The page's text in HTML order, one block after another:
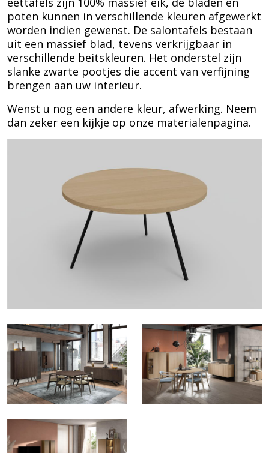
poten kunnen in verschillende kleuren afgewerkt
worden indien gewenst. De salontafels bestaan
uit een massief blad, tevens verkrijgbaar in
verschillende beitskleuren. Het onderstel zijn
slanke zwarte pootjes die accent van verfijning
brengen aan uw interieur.
Wenst u nog een andere kleur, afwerking. Neem
dan zeker een kijkje op onze materialenpagina.